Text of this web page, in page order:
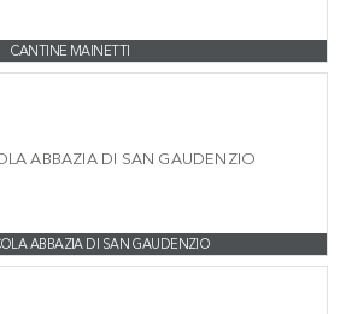
CANTINE MAINETTI
ABBAZIA DI SAN GAUDENZIO